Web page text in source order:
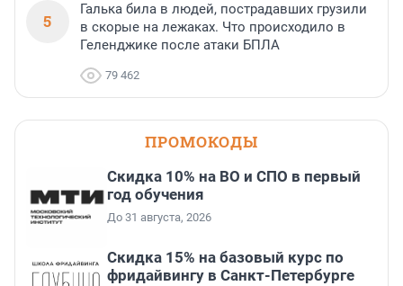
5
Галька била в людей, пострадавших грузили
в скорые на лежаках. Что происходило в
Геленджике после атаки БПЛА
79 462
ПРОМОКОДЫ
Скидка 10% на ВО и СПО в первый
год обучения
До 31 августа, 2026
Скидка 15% на базовый курс по
фридайвингу в Санкт-Петербурге